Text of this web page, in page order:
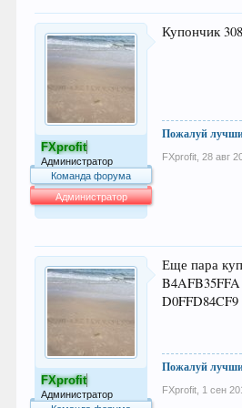
FXprofit
Администратор
Команда форума
Администратор
Купончик
Пожалуй
FXprofit 28 авг
FXprofit
Администратор
Еще пара
B4AFB35FFA
D0FFD84CF9
Пожалуй
FXprofit 1 сен